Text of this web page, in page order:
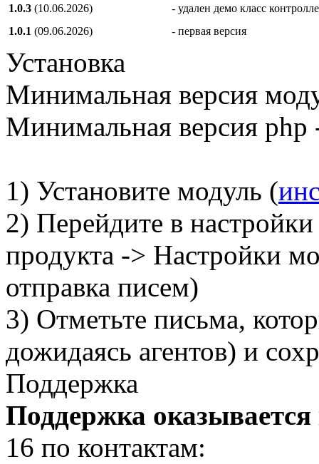
1.0.3 (10.06.2026)
- удален демо класс
1.0.1 (09.06.2026) - первая версия
Установка
Минимальная версия
Минимальная версия php
1) Установите модуль (
2) Перейдите в
продукта -> Настройки
отправка писем)
3) Отметьте письма,
дожидаясь агентов) и
Поддержка
Поддержка оказывается
16 по контактам: